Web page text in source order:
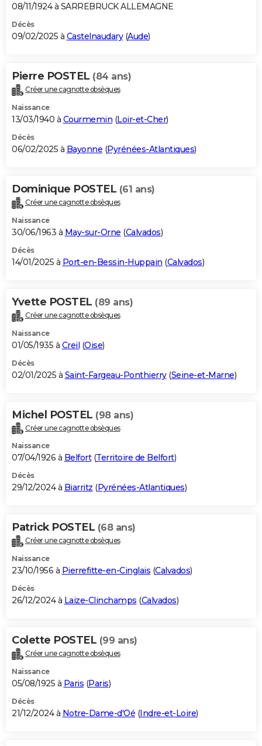
08/11/1924 à SARREBRUCK ALLEMAGNE
Décès
09/02/2025 à Castelnaudary(Aude)
Pierre POSTEL (84 ans)
Créer une cagnotte obsèques
Naissance
13/03/1940 à Courmemin (Loir-et-Cher)
Décès
06/02/2025 à Bayonne (Pyrénées-Atlantiques)
Dominique POSTEL (61 ans)
Créer une cagnotte obsèques
Naissance
30/06/1963 à May-sur-Orne (Calvados)
Décès
14/01/2025 à Port-en-Bessin-Huppain (Calvados)
Yvette POSTEL (89 ans)
Créer une cagnotte obsèques
Naissance
01/05/1935 à Creil (Oise)
Décès
02/01/2025 à Saint-Fargeau-Ponthierry(Seine-et-Marne)
Michel POSTEL (98 ans)
Créer une cagnotte obsèques
Naissance
07/04/1926 à Belfort(Territoire de Belfort)
Décès
29/12/2024 à Biarritz (Pyrénées-Atlantiques)
Patrick POSTEL (68 ans)
Créer une cagnotte obsèques
Naissance
23/10/1956 à Pierrefitte-en-Cinglais (Calvados)
Décès
26/12/2024 à Laize-Clinchamps (Calvados)
Colette POSTEL (99 ans)
Créer une cagnotte obsèques
Naissance
05/08/1925 à Paris (Paris)
Décès
21/12/2024 à Notre-Dame-d'Oé (Indre-et-Loire)